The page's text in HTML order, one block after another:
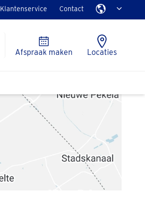
Klantenservice Contact
Afspraak maken Locaties